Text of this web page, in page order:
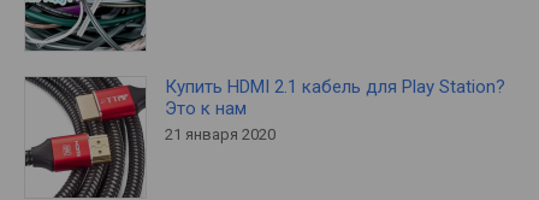
Купить HDMI 2.1 кабель для Play Station?
Это к нам
21 января 2020